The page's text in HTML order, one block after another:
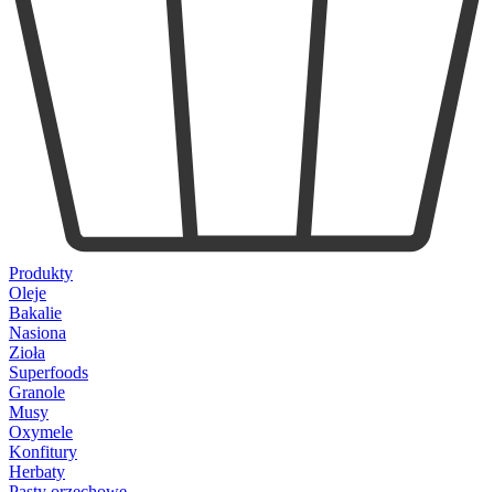
Produkty
Oleje
Bakalie
Nasiona
Zioła
Superfoods
Granole
Musy
Oxymele
Konfitury
Herbaty